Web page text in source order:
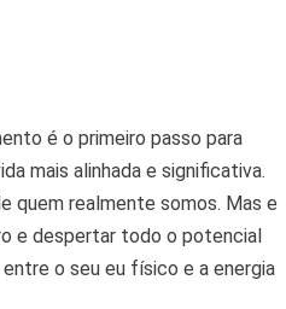
é o primeiro passo para
mais alinhada e significativa.
quem realmente somos. Mas e
e despertar todo o potencial
o seu eu físico e a energia